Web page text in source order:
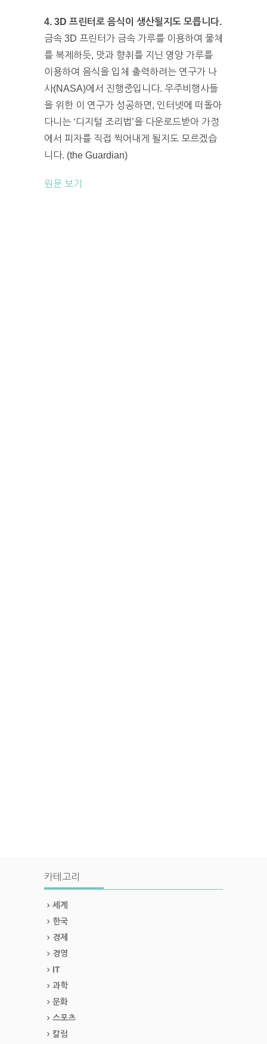
4. 3D 프린터로 음식이 생산될지도 모릅니다.
금속 3D 프린터가 금속 가루를 이용하여 물체
를 복제하듯, 맛과 향취를 지닌 영양 가루를
이용하여 음식을 입체 출력하려는 연구가 나
사(NASA)에서 진행중입니다. 우주비행사들
을 위한 이 연구가 성공하면, 인터넷에 떠돌아
다니는 ‘디지털 조리법’을 다운로드받아 가정
에서 피자를 직접 찍어내게 될지도 모르겠습
니다. (the Guardian)
원문 보기
카테고리
세계
한국
경제
경영
IT
과학
문화
스포츠
칼럼